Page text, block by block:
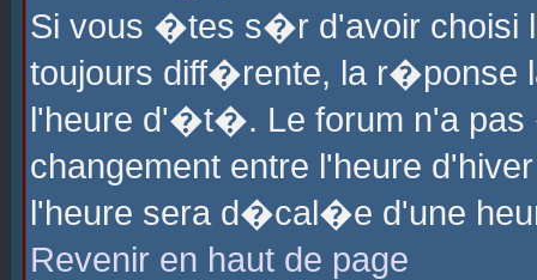
Si vous �tes s�r d'avoir choisi
toujours diff�rente, la r�ponse
l'heure d'�t�. Le forum n'a
changement entre l'heure
l'heure sera d�cal�e d'une
Revenir en haut de page